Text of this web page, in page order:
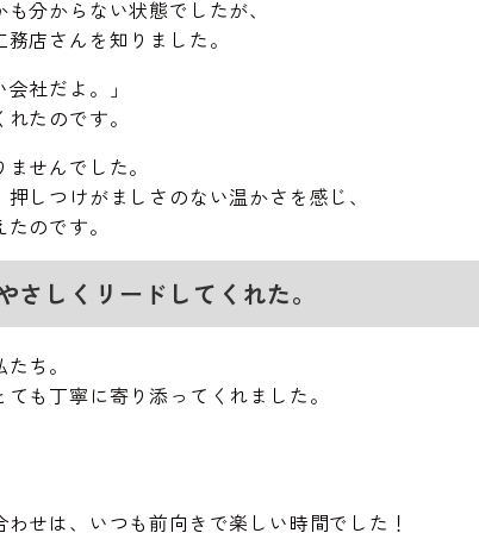
分からない状態でしたが、
店さんを知りました。
社だよ。」
たのです。
せんでした。
しつけがましさのない温かさを感じ、
のです。
しくリードしてくれた。
ち。
も丁寧に寄り添ってくれました。
せは、いつも前向きで楽しい時間でした！